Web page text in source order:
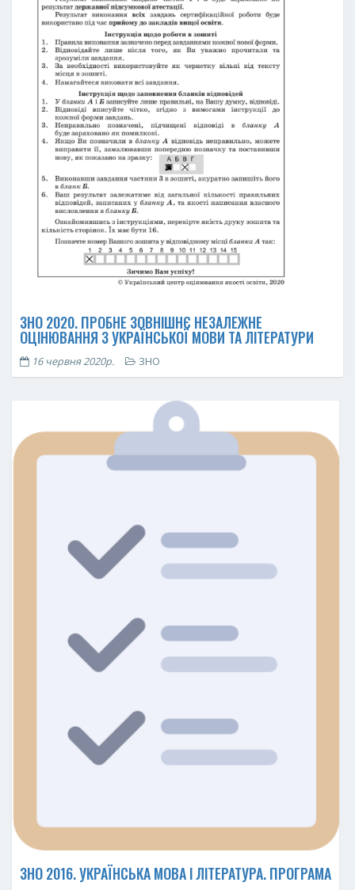
ЗНО 2020. ПРОБНЕ ЗОВНІШНЄ НЕЗАЛЕЖНЕ
ОЦІНЮВАННЯ З УКРАЇНСЬКОЇ МОВИ ТА ЛІТЕРАТУРИ
16 червня 2020р. ЗНО
ЗНО 2016. УКРАЇНСЬКА МОВА І ЛІТЕРАТУРА. ПРОГРАМА